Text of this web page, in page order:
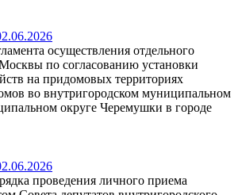
осуществления отдельного
по coгласованию установки
на придомовых территориях
во внутригородском муниципальном
округе Черемушки в городе
проведения личного приема